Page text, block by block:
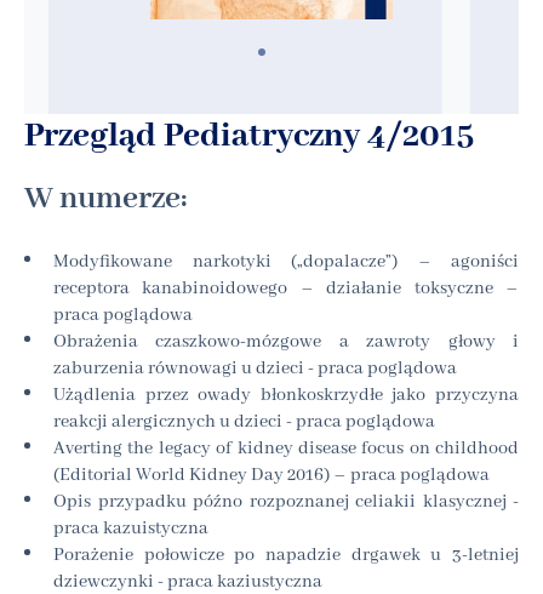
Przegląd Pediatryczny 4/2015
W numerze:
Modyfikowane narkotyki („dopalacze”) – agoniści
receptora kanabinoidowego – działanie toksyczne –
praca poglądowa
Obrażenia czaszkowo-mózgowe a zawroty głowy i
zaburzenia równowagi u dzieci - praca poglądowa
Użądlenia przez owady błonkoskrzydłe jako przyczyna
reakcji alergicznych u dzieci - praca poglądowa
Averting the legacy of kidney disease focus on childhood
(Editorial World Kidney Day 2016) – praca poglądowa
Opis przypadku późno rozpoznanej celiakii klasycznej -
praca kazuistyczna
Porażenie połowicze po napadzie drgawek u 3-letniej
dziewczynki - praca kaziustyczna